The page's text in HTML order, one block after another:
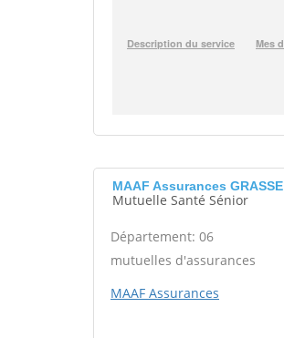
MAAF Assurances GRASSE
Mutuelle Santé Sénior
Département: 06
mutuelles d'assurances
MAAF Assurances